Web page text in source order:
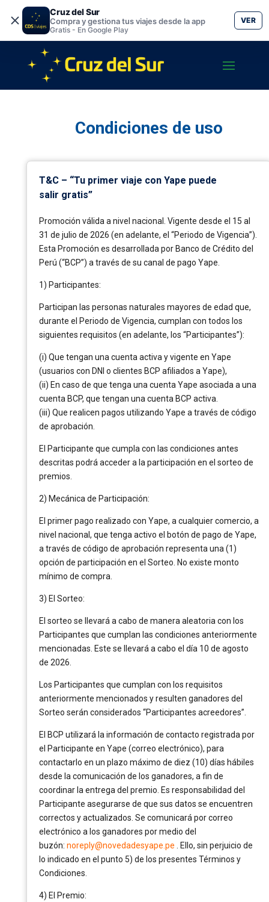
Cruz del Sur
Compra y gestiona tus viajes desde la app
Gratis - En Google Play
VER
Condiciones de uso
T&C – “Tu primer viaje con Yape puede
salir gratis”
Promoción válida a nivel nacional. Vigente desde el 15 al
31 de julio de 2026 (en adelante, el “Periodo de Vigencia”).
Esta Promoción es desarrollada por Banco de Crédito del
Perú (“BCP”) a través de su canal de pago Yape.
1) Participantes:
Participan las personas naturales mayores de edad que,
durante el Periodo de Vigencia, cumplan con todos los
siguientes requisitos (en adelante, los “Participantes”):
(i) Que tengan una cuenta activa y vigente en Yape
(usuarios con DNI o clientes BCP afiliados a Yape),
(ii) En caso de que tenga una cuenta Yape asociada a una
cuenta BCP, que tengan una cuenta BCP activa.
(iii) Que realicen pagos utilizando Yape a través de código
de aprobación.
El Participante que cumpla con las condiciones antes
descritas podrá acceder a la participación en el sorteo de
premios.
2) Mecánica de Participación:
El primer pago realizado con Yape, a cualquier comercio, a
nivel nacional, que tenga activo el botón de pago de Yape,
a través de código de aprobación representa una (1)
opción de participación en el Sorteo. No existe monto
mínimo de compra.
3) El Sorteo:
El sorteo se llevará a cabo de manera aleatoria con los
Participantes que cumplan las condiciones anteriormente
mencionadas. Este se llevará a cabo el día 10 de agosto
de 2026.
Los Participantes que cumplan con los requisitos
anteriormente mencionados y resulten ganadores del
Sorteo serán considerados “Participantes acreedores”.
El BCP utilizará la información de contacto registrada por
el Participante en Yape (correo electrónico), para
contactarlo en un plazo máximo de diez (10) días hábiles
desde la comunicación de los ganadores, a fin de
coordinar la entrega del premio. Es responsabilidad del
Participante asegurarse de que sus datos se encuentren
correctos y actualizados. Se comunicará por correo
electrónico a los ganadores por medio del
buzón: noreply@novedadesyape.pe
. Ello, sin perjuicio de
lo indicado en el punto 5) de los presentes Términos y
Condiciones.
4) El Premio: